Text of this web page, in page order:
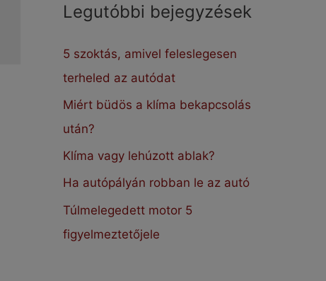
h
f
o
r
:
Legutóbbi bejegyzések
5 szoktás, amivel feleslegesen
terheled az autódat
Miért büdös a klíma bekapcsolás
után?
Klíma vagy lehúzott ablak?
Ha autópályán robban le az autó
Túlmelegedett motor 5
figyelmeztetőjele